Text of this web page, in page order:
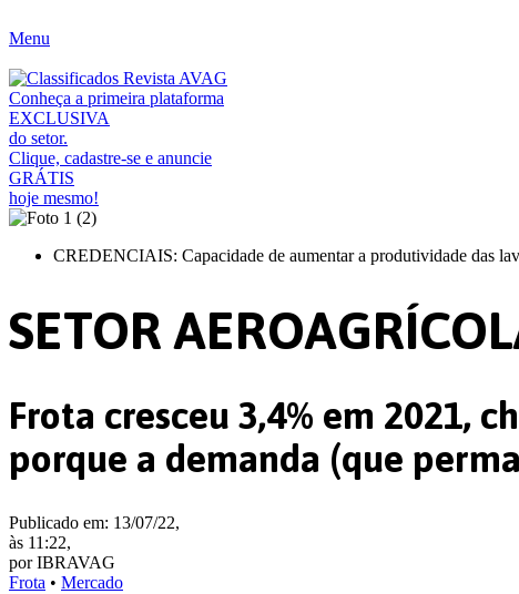
para
conteúdo
Menu
Conheça a primeira plataforma
EXCLUSIVA
do setor.
Clique, cadastre-se e anuncie
GRÁTIS
hoje mesmo!
CREDENCIAIS: Capacidade de aumentar a produtividade das
SETOR
Frota cresceu 3,4% em 2021,
porque a demanda (que
Publicado em: 13/07/22,
às 11:22,
por IBRAVAG
Frota • Mercado